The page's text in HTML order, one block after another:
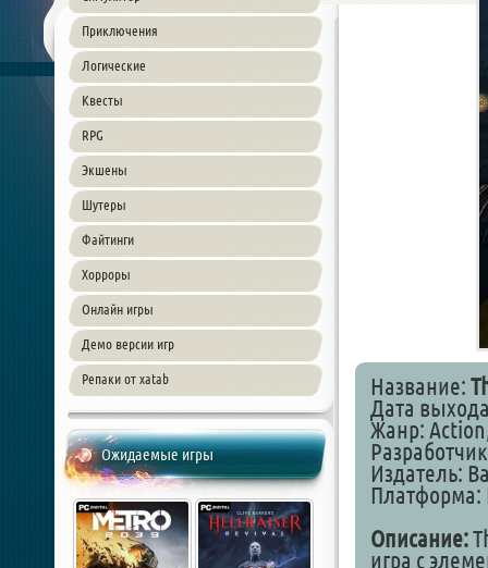
Приключения
Логические
Квесты
RPG
Экшены
Шутеры
Файтинги
Хорроры
Онлайн игры
Демо версии игр
Репаки от xatab
Ожидаемые игры
Название:
Дата
Жанр:
Издатель:
Платформа:
Описание:
игра с